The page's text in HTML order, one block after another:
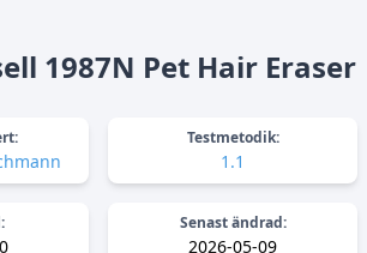
1987N Pet Hair Eraser
Testmetodik:
1.1
Senast ändrad:
2026-05-09